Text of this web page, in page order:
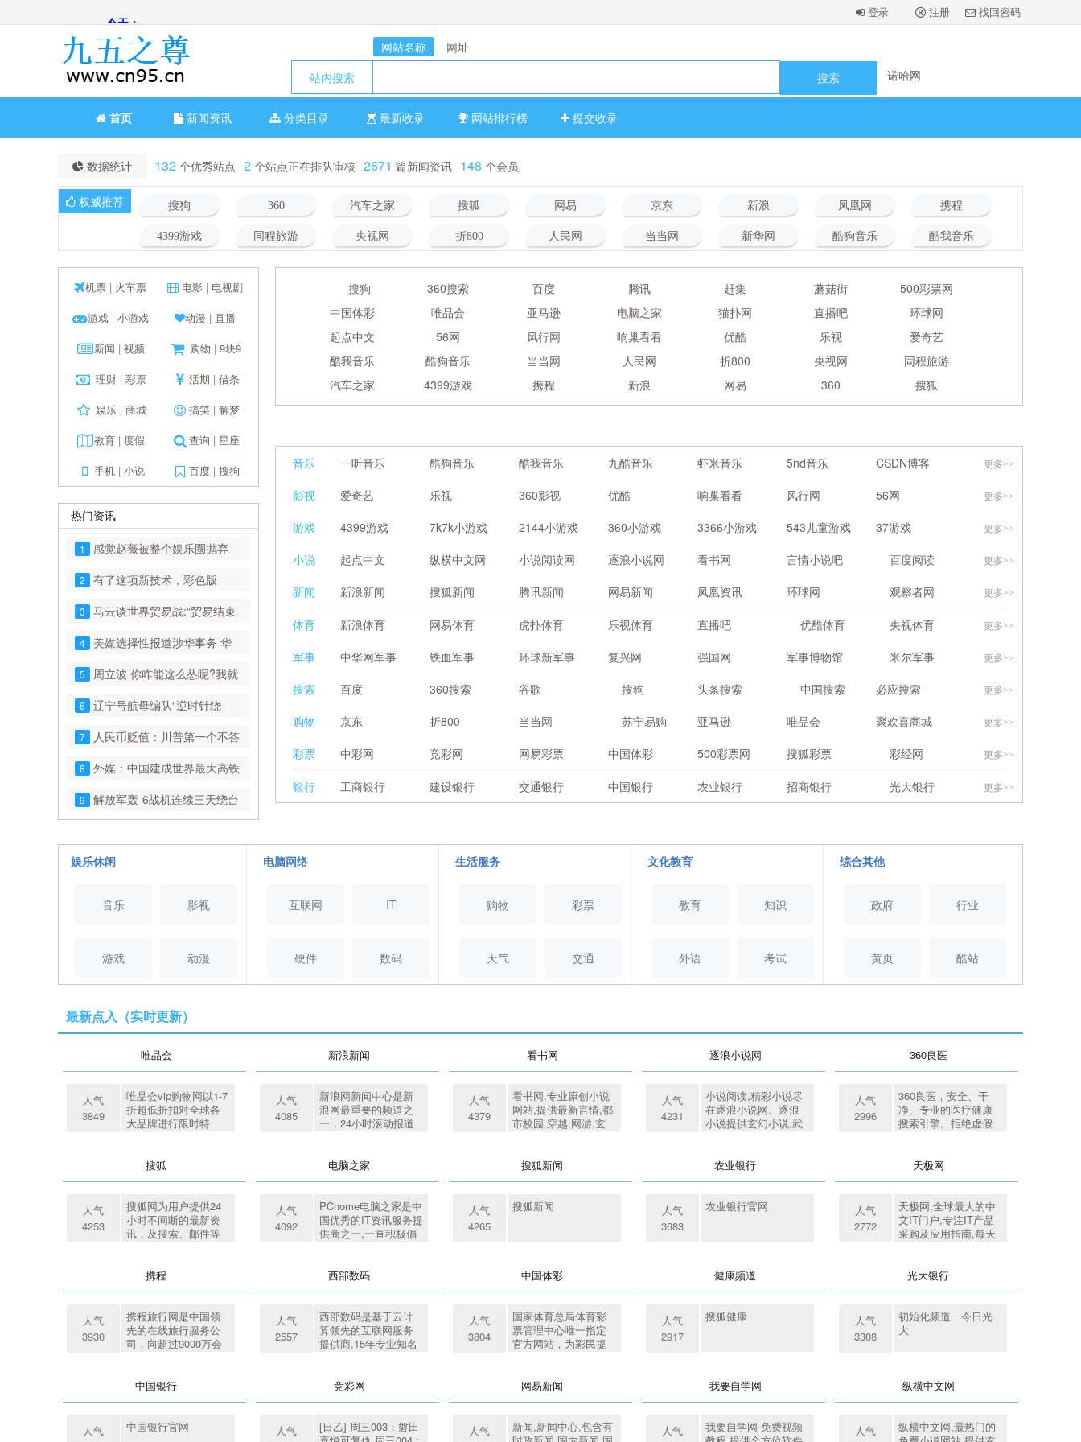
登录 注册 找回密码
网站名称
网址
站内搜索
诺哈网
诺哈网
诺哈网
首页
新闻资讯 分类目录 最新收录 网站排行榜 提交收录
数据统计 132 个优秀站点 2 个站点正在排队审核 2671 篇新闻资讯 148 个会员
权威推荐 搜狗 360 汽车之家 搜狐 网易 京东 新浪 凤凰网 携程
4399游戏 同程旅游 央视网 折800 人民网 当当网 新华网 酷狗音乐 酷我音乐
搜狗 360搜索 百度 腾讯 赶集 蘑菇街
500彩票网
中国体彩
唯品会 亚马逊 电脑之家 猫扑网 直播吧
环球网
起点中文
56网 风行网 响巢看看 优酷 乐视
爱奇艺
酷我音乐
酷狗音乐 当当网 人民网 折800 央视网
同程旅游
汽车之家
4399游戏 携程 新浪 网易 360 搜狐
音乐 一听音乐 酷狗音乐 酷我音乐 九酷音乐 虾米音乐 5nd音乐 CSDN博客 更多>>
影视 爱奇艺 乐视 360影视 优酷 响巢看看 风行网 56网 更多>>
游戏 4399游戏 7k7k小游戏 2144小游戏 360小游戏 3366小游戏 543儿童游戏 37游戏 更多>>
小说 起点中文 纵横中文网 小说阅读网 逐浪小说网 看书网 言情小说吧 百度阅读 更多>>
新闻 新浪新闻 搜狐新闻 腾讯新闻 网易新闻 凤凰资讯 环球网 观察者网 更多>>
体育 新浪体育 网易体育 虎扑体育 乐视体育 直播吧 优酷体育 央视体育 更多>>
军事 中华网军事 铁血军事 环球新军事 复兴网 强国网 军事博物馆 米尔军事 更多>>
搜索 百度 360搜索 谷歌 搜狗 头条搜索 中国搜索 必应搜索 更多>>
购物 京东 折800 当当网 苏宁易购 亚马逊 唯品会 聚欢喜商城 更多>>
彩票 中彩网 竞彩网 网易彩票 中国体彩 500彩票网 搜狐彩票 彩经网 更多>>
银行 工商银行 建设银行 交通银行 中国银行 农业银行 招商银行 光大银行 更多>>
机票 | 火车票 电影 | 电视剧
游戏| 小游戏 动漫 | 直播
新闻 | 视频 购物 |9块9
理财| 彩票 活期 | 借条
娱乐| 商城 搞笑| 解梦
教育| 度假 查询 | 星座
手机| 小说 百度| 搜狗
热门资讯
1
感觉赵薇被整个娱乐圈抛弃
了！
2
有了这项新技术，彩色版
Kindle 可能明年就来了
3
马云谈世界贸易战:“贸易结束
日 战争开始时!”
4
美媒选择性报道涉华事务 华
春莹：失去了公德责任
5
周立波 你咋能这么怂呢?我就
不信，警察敢开枪打你
6
辽宁号航母编队“逆时针绕
台”了！
7
人民币贬值：川普第一个不答
应
8
外媒：中国建成世界最大高铁
网 高铁像公交车一样
9
解放军轰-6战机连续三天绕台
台媒紧张：又来了
民兵到底水有多深？
娱乐休闲
音乐 影视
游戏 动漫
电脑网络
互联网 IT
硬件 数码
生活服务
购物 彩票
天气 交通
文化教育
教育 知识
外语 考试
综合其他
政府 行业
黄页 酷站
最新点入（实时更新）
唯品会
人气
3849
唯品会vip购物网以1-7
折超低折扣对全球各
大品牌进行限时特
品等上千品牌。100%
正品、低价、货到付
新浪新闻
人气
4085
新浪网新闻中心是新
浪网最重要的频道之
一，24小时滚动报道
以万计。
看书网
人气
4379
看书网,专业原创小说
网站,提供最新言情,都
市校园,穿越,网游,玄
载,是最好看的小说阅
读网。看小说,就上看
逐浪小说网
人气
4231
小说阅读,精彩小说尽
在逐浪小说网。逐浪
小说提供玄幻小说,武
说,首发小说最新章节
免费阅读！热门小说:
裁老婆,异世灵武天下,
360良医
人气
2996
360良医，安全、干
净、专业的医疗健康
搜索引擎。拒绝虚假
专业、安全的医疗信
息。包含医院，挂
病，育儿，保健，养
生，心理等内容。
搜狐
人气
4253
搜狐网为用户提供24
小时不间断的最新资
讯，及搜索、邮件等
新闻、时事评论、热
播影视剧、体育赛
服务信息，以及论
坛、博客、微博、我
的搜狐等互动空间。
电脑之家
人气
4092
PChome电脑之家是中
国优秀的IT资讯服务提
供商之一,一直积极倡
与产品走近用户生活
为目标
搜狐新闻
人气
4265
搜狐新闻
农业银行
人气
3683
农业银行官网
天极网
人气
2772
天极网,全球最大的中
文IT门户,专注IT产品
采购及应用指南,每天
手机,笔记本,游戏,互联
网,数字家庭,教育,下载
学习中的技术疑难,指
导数字科技消费,领引
携程
人气
3930
携程旅行网是中国领
先的在线旅行服务公
司，向超过9000万会
询、机票预订、飞机
票查询、时刻表、票
度假预订、商旅管
西部数码
人气
2557
西部数码是基于云计
算领先的互联网服务
提供商,15年专业知名
名注册、VPS主机、
云服务器等，50余万
1000余万个域名用户
中国体彩
人气
3804
国家体育总局体育彩
票管理中心唯一指定
官方网站，为彩民提
彩、足彩、22选5、31
选7等彩种官方准确中
务。
健康频道
人气
2917
搜狐健康
光大银行
人气
3308
初始化频道：今日光
大
中国银行
人气
中国银行官网
竞彩网
人气
[日乙] 周三003：磐田
网易新闻
人气
新闻,新闻中心,包含有
我要自学网
人气
我要自学网-免费视频
纵横中文网
人气
纵横中文网,最热门的